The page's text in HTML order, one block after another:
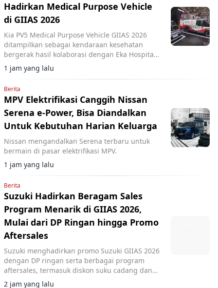
Hadirkan Medical Purpose Vehicle
di GIIAS 2026
Kia PV5 Medical Purpose Vehicle GIIAS 2026
ditampilkan sebagai kendaraan kesehatan
bergerak hasil kolaborasi dengan Eka Hospital
dan mitra lainnya.
1 jam yang lalu
Berita
MPV Elektrifikasi Canggih Nissan
Serena e-Power, Bisa Diandalkan
Untuk Kebutuhan Harian Keluarga
Nissan mengandalkan Serena terbaru untuk
bermain di pasar elektrifikasi MPV.
1 jam yang lalu
Berita
Suzuki Hadirkan Beragam Sales
Program Menarik di GIIAS 2026,
Mulai dari DP Ringan hingga Promo
Aftersales
Suzuki menghadirkan promo Suzuki GIIAS 2026
dengan DP ringan serta berbagai program
aftersales, termasuk diskon suku cadang dan
voucher selama pameran di ICE BSD City.
2 jam yang lalu